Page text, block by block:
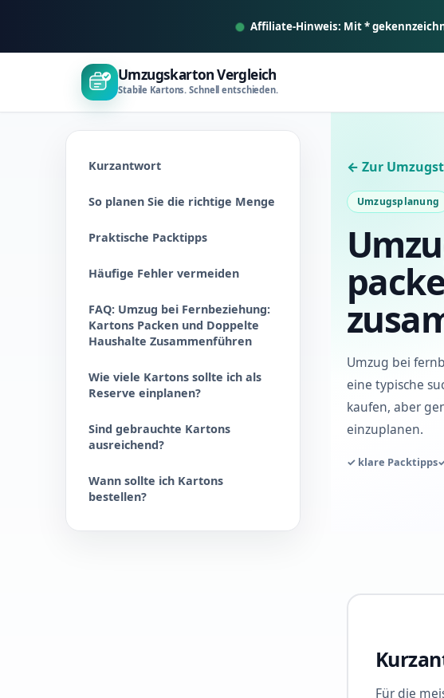
m
Affiliate-Hinweis: Mit *
Umzugskarton Vergleich
Stabile Kartons. Schnell entschieden.
Kurzantwort
So planen Sie die richtige Menge
Praktische Packtipps
Häufige Fehler vermeiden
FAQ: Umzug bei Fernbeziehung:
Kartons Packen und Doppelte
Haushalte Zusammenführen
Wie viele Kartons sollte ich als
Reserve einplanen?
Sind gebrauchte Kartons
ausreichend?
Wann sollte ich Kartons
bestellen?
← Zur
Umzugsplanung
Umzug bei
eine typische
kaufen, aber
einzuplanen.
✓ klare Packtipps
Für die